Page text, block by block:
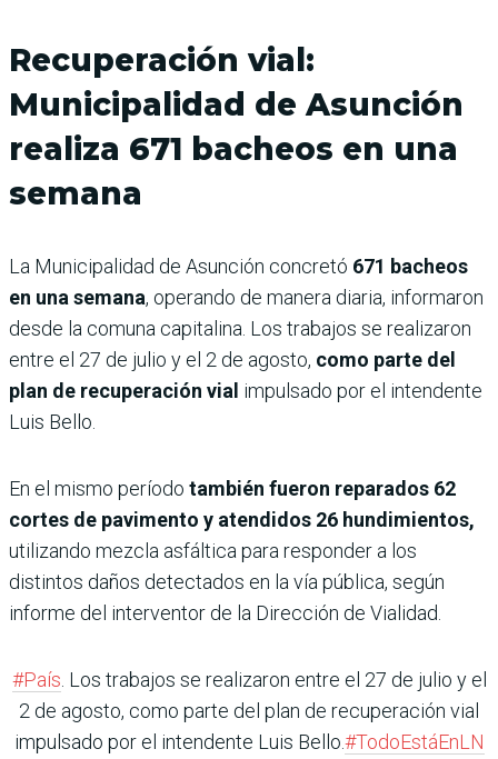
Recuperación vial:
Municipalidad de Asunción
realiza 671 bacheos en una
semana
La Municipalidad de Asunción concretó 671 bacheos
en una semana, operando de manera diaria, informaron
desde la comuna capitalina. Los trabajos se realizaron
entre el 27 de julio y el 2 de agosto, como parte del
plan de recuperación vial impulsado por el intendente
Luis Bello.
En el mismo período también fueron reparados 62
cortes de pavimento y atendidos 26 hundimientos,
utilizando mezcla asfáltica para responder a los
distintos daños detectados en la vía pública, según
informe del interventor de la Dirección de Vialidad.
#País. Los trabajos se realizaron entre el 27 de julio y el
2 de agosto, como parte del plan de recuperación vial
impulsado por el intendente Luis Bello.#TodoEstáEnLN